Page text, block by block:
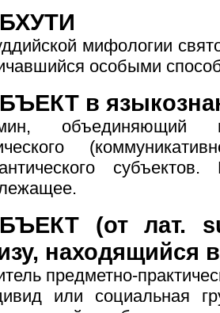
мифологии
особыми
в
объединяющий
(от лат.
находящийся
предметно-
или социальная